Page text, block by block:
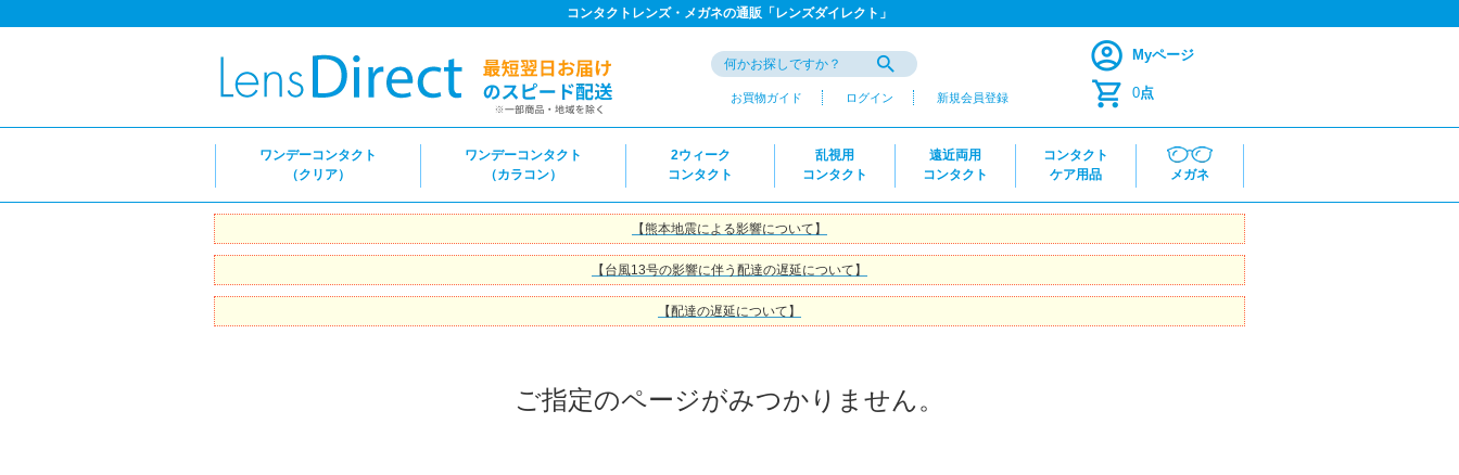
コンタクトレンズ・メガネの通販「レンズダイレクト」
お買物ガイド ログイン 新規会員登録
Myページ
0点
ワンデーコンタクト
（クリア）
ワンデーコンタクト
（カラコン）
2ウィーク
コンタクト
乱視用
コンタクト
遠近両用
コンタクト
コンタクト
ケア用品
メガネ
【熊本地震による影響について】
【台風13号の影響に伴う配達の遅延について】
【配達の遅延について】
ご指定のページがみつかりません。